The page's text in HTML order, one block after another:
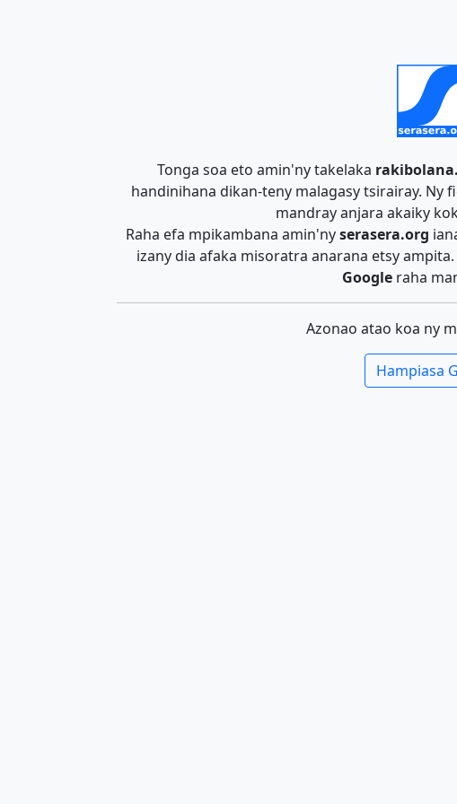
Tonga soa eto amin'ny takelaka
handinihana dikan-teny malagasy tsirairay. Ny
mandray anjara akaiky
Raha efa mpikambana amin'nyserasera.org
izany dia afaka misoratra anarana etsy
Googleraha
Azonao atao koa ny
Hampiasa